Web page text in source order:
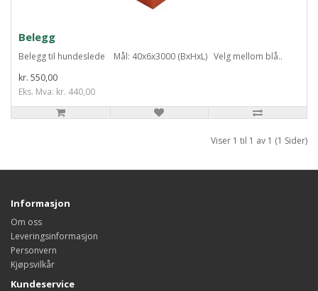
Belegg
Belegg til hundeslede Mål: 40x6x3000 (BxHxL) Velg mellom blå..
kr. 550,00
Eks. Mva: kr. 440,00
Viser 1 til 1 av 1 (1 Sider)
Informasjon
Om oss
Leveringsinformasjon
Personvern
Kjøpsvilkår
Kundeservice